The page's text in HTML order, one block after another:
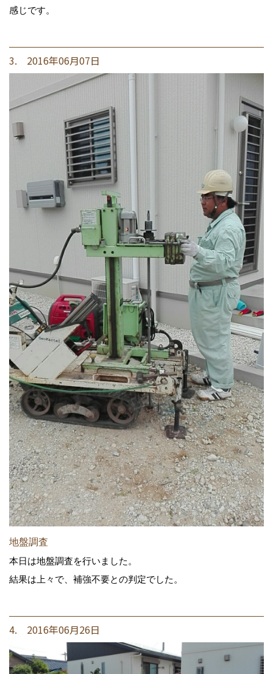
感じです。
3. 2016年06月07日
地盤調査
本日は地盤調査を行いました。
結果は上々で、補強不要との判定でした。
4. 2016年06月26日